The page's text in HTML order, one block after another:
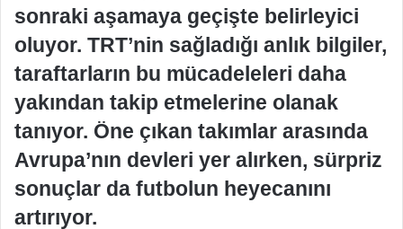
sonraki aşamaya geçişte belirleyici
oluyor. TRT’nin sağladığı anlık bilgiler,
taraftarların bu mücadeleleri daha
yakından takip etmelerine olanak
tanıyor. Öne çıkan takımlar arasında
Avrupa’nın devleri yer alırken, sürpriz
sonuçlar da futbolun heyecanını
artırıyor.